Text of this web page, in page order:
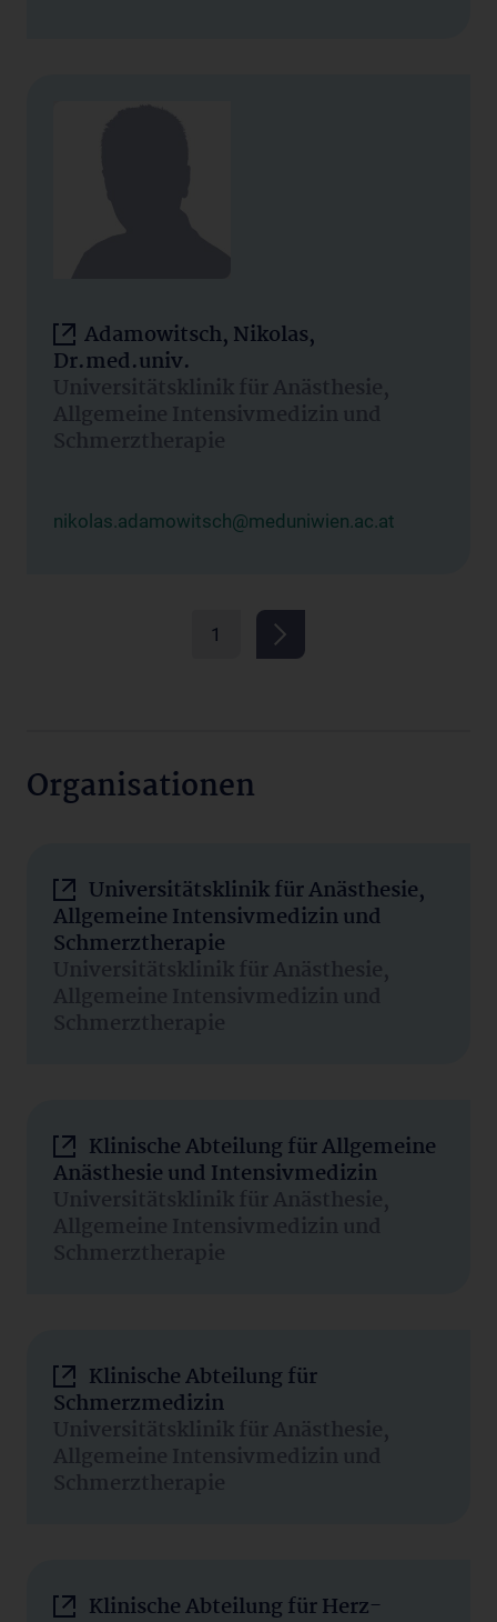
Adamowitsch, Nikolas,
Dr.med.univ.
Universitätsklinik für Anästhesie,
Allgemeine Intensivmedizin und
Schmerztherapie
nikolas.adamowitsch@meduniwien.ac.at
1
Organisationen
Universitätsklinik für Anästhesie,
Allgemeine Intensivmedizin und
Schmerztherapie
Universitätsklinik für Anästhesie,
Allgemeine Intensivmedizin und
Schmerztherapie
Klinische Abteilung für Allgemeine
Anästhesie und Intensivmedizin
Universitätsklinik für Anästhesie,
Allgemeine Intensivmedizin und
Schmerztherapie
Klinische Abteilung für
Schmerzmedizin
Universitätsklinik für Anästhesie,
Allgemeine Intensivmedizin und
Schmerztherapie
Klinische Abteilung für Herz-